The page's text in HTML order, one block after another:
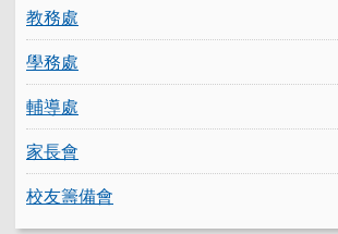
教務處
學務處
輔導處
家長會
校友籌備會